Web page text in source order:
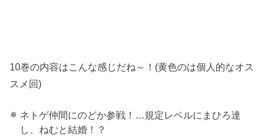
10巻の内容はこんな感じだね～！(黄色のは個人的なオス
スメ回)
ネトゲ仲間にのどか参戦！…規定レベルにまひろ達
し、ねむと結婚！？